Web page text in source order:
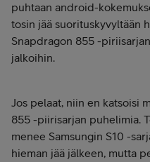
puhtaan android-
tosin jää suorituskyvyltään
Snapdragon 855 -
jalkoihin.
Jos pelaat, niin en katsoisi
855 -piirisarjan puhelimia.
menee Samsungin S10 -
hieman jää jälkeen, mutta